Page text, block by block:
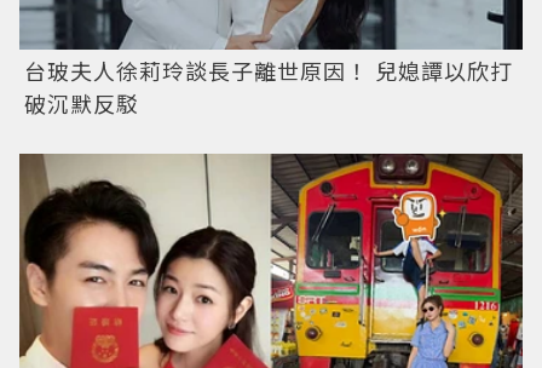
台玻夫人徐莉玲談長子離世原因！ 兒媳譚以欣打
破沉默反駁